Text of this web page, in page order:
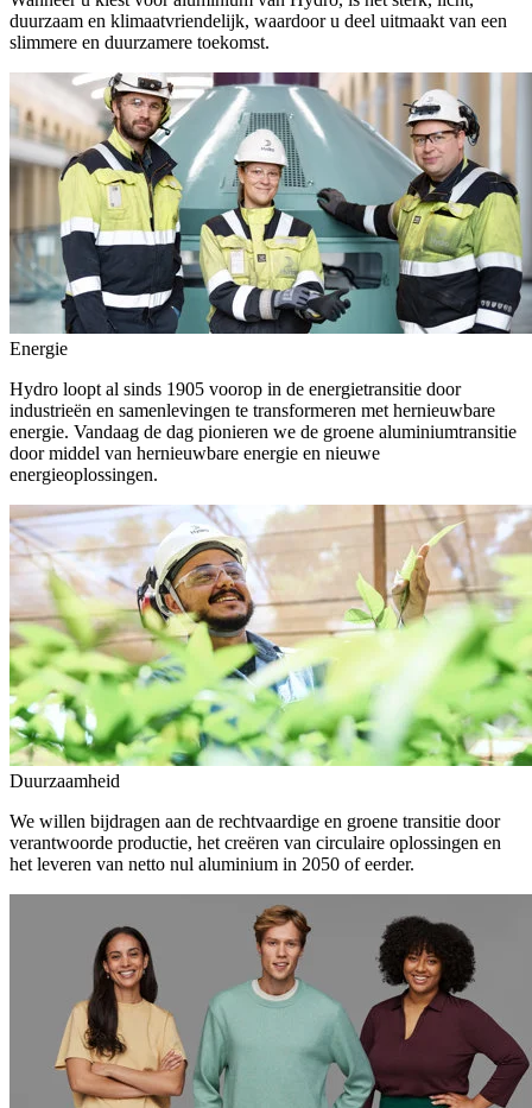
duurzaam en klimaatvriendelijk, waardoor u deel uitmaakt van een
slimmere en duurzamere toekomst.
Energie
Hydro loopt al sinds 1905 voorop in de energietransitie door
industrieën en samenlevingen te transformeren met hernieuwbare
energie. Vandaag de dag pionieren we de groene aluminiumtransitie
door middel van hernieuwbare energie en nieuwe
energieoplossingen.
Duurzaamheid
We willen bijdragen aan de rechtvaardige en groene transitie door
verantwoorde productie, het creëren van circulaire oplossingen en
het leveren van netto nul aluminium in 2050 of eerder.